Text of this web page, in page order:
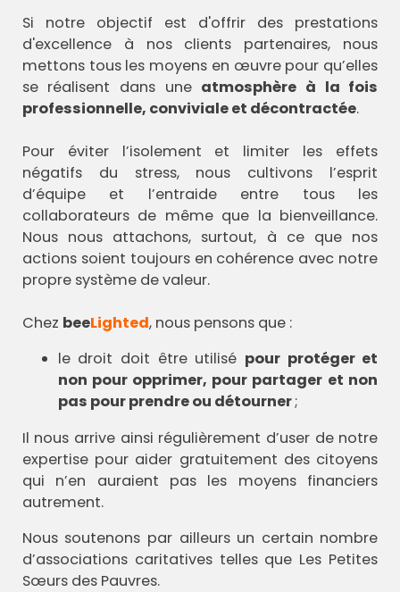
Si notre objectif est d'offrir des prestations
d'excellence à nos clients partenaires, nous
mettons tous les moyens en œuvre pour qu’elles
se réalisent dans une atmosphère à la fois
professionnelle, conviviale et décontractée.
Pour éviter l’isolement et limiter les effets
négatifs du stress, nous cultivons l’esprit
d’équipe et l’entraide entre tous les
collaborateurs de même que la bienveillance.
Nous nous attachons, surtout, à ce que nos
actions soient toujours en cohérence avec notre
propre système de valeur.
Chez beeLighted, nous pensons que :
le droit doit être utilisé pour protéger et
non pour opprimer, pour partager et non
pas pour prendre ou détourner;
Il nous arrive ainsi régulièrement d’user de notre
expertise pour aider gratuitement des citoyens
qui n’en auraient pas les moyens financiers
autrement.
Nous soutenons par ailleurs un certain nombre
d’associations caritatives telles que Les Petites
Sœurs des Pauvres.